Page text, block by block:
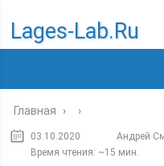
Lages-Lab.ru
Главная › ›
03.10.2020
Андрей
Время чтения: ~15 мин.